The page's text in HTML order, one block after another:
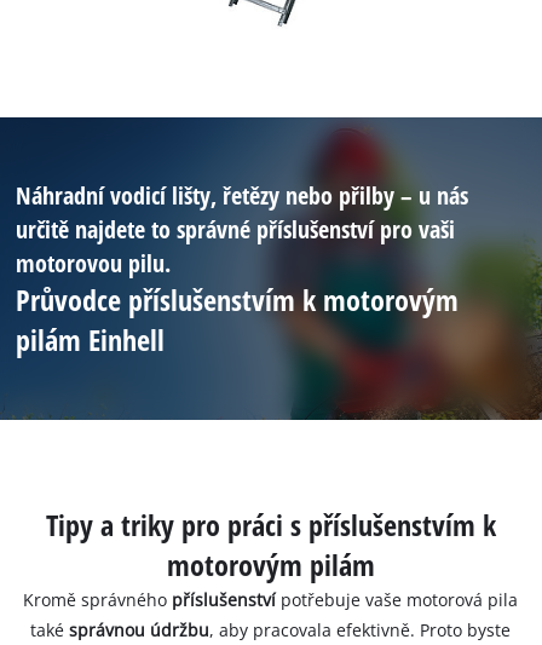
Náhradní vodicí lišty, řetězy nebo přilby – u nás
určitě najdete to správné příslušenství pro vaši
motorovou pilu.
Průvodce příslušenstvím k motorovým
pilám Einhell
Tipy a triky pro práci s příslušenstvím k
motorovým pilám
Kromě správného příslušenstvípotřebuje vaše motorová pila
takésprávnou údržbu, aby pracovala efektivně. Proto byste